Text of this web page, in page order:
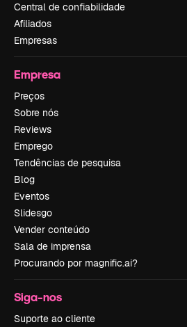
Central de confiabilidade
Afiliados
Empresas
Empresa
Preços
Sobre nós
Reviews
Emprego
Tendências de pesquisa
Blog
Eventos
Slidesgo
Vender conteúdo
Sala de imprensa
Procurando por magnific.ai?
Siga-nos
Suporte ao cliente